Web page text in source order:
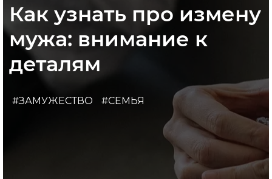
Как узнать про измену
мужа: внимание к
деталям
#ЗАМУЖЕСТВО #СЕМЬЯ